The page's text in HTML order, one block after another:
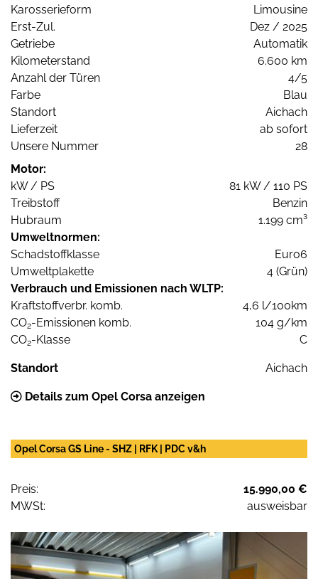
Karosserieform
Limousine
Erst-Zul.
Dez / 2025
Getriebe
Automatik
Kilometerstand
6.600 km
Anzahl der Türen
4/5
Farbe
Blau
Standort
Aichach
Lieferzeit
ab sofort
Unsere Nummer
28
Motor:
kW / PS
81 kW / 110 PS
Treibstoff
Benzin
Hubraum
1.199 cm³
Umweltnormen:
Schadstoffklasse
Euro6
Umweltplakette
4 (Grün)
Verbrauch und Emissionen nach WLTP:
Kraftstoffverbr. komb.
4,6 l/100km
CO2-Emissionen komb.
104 g/km
CO2-Klasse C
Standort Aichach
Details zum Opel Corsa anzeigen
Opel Corsa GS Line - SHZ | RFK | PDC v&h
Preis:
15.990,00 €
MWSt:
ausweisbar